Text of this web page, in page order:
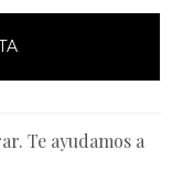
Te ayudamos a